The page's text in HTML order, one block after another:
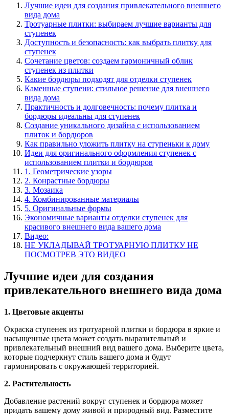
Лучшие идеи для создания привлекательного внешнего
вида дома
Тротуарные плитки: выбираем лучшие варианты для
ступенек
Доступность и безопасность: как выбрать плитку для
ступенек
Сочетание цветов: создаем гармоничный облик
ступенек из плитки
Какие бордюры подходят для отделки ступенек
Каменные ступени: стильное решение для внешнего
вида дома
Практичность и долговечность: почему плитка и
бордюры идеальны для ступенек
Создание уникального дизайна с использованием
плиток и бордюров
Как правильно уложить плитку на ступеньки к дому
Идеи для оригинального оформления ступенек с
использованием плитки и бордюров
1. Геометрические узоры
2. Конрастные бордюры
3. Мозаика
4. Комбинированные материалы
5. Оригинальные формы
Экономичные варианты отделки ступенек для
красивого внешнего вида вашего дома
Видео:
НЕ УКЛАДЫВАЙ ТРОТУАРНУЮ ПЛИТКУ НЕ
ПОСМОТРЕВ ЭТО ВИДЕО
Лучшие идеи для создания
привлекательного внешнего вида дома
1. Цветовые акценты
Окраска ступенек из тротуарной плитки и бордюра в яркие и
насыщенные цвета может создать выразительный и
привлекательный внешний вид вашего дома. Выберите цвета,
которые подчеркнут стиль вашего дома и будут
гармонировать с окружающей территорией.
2. Растительность
Добавление растений вокруг ступенек и бордюра может
придать вашему дому живой и природный вид. Разместите